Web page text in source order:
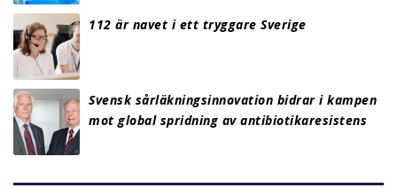
112 är navet i ett tryggare Sverige
Svensk sårläkningsinnovation bidrar i kampen
mot global spridning av antibiotikaresistens